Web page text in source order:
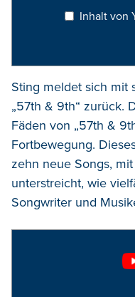
Inhalt von
Sting meldet sich mit
„57th & 9th“ zurück.
Fäden von „57th &
Fortbewegung.
zehn neue Songs,
unterstreicht, wie
Songwriter und